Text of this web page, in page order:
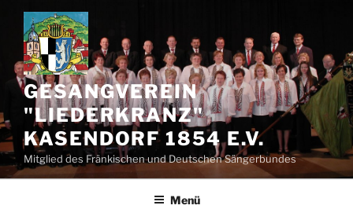
Zum
Inhalt
springen
GESANGVEREIN
"LIEDERKRANZ"
KASENDORF 1854 E.V.
Mitglied des Fränkischen und Deutschen Sängerbundes
Menü